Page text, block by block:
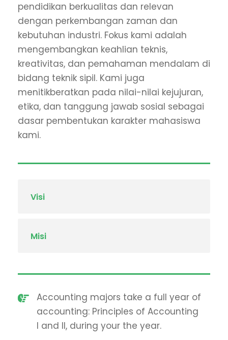
pendidikan berkualitas dan relevan
dengan perkembangan zaman dan
kebutuhan industri. Fokus kami adalah
mengembangkan keahlian teknis,
kreativitas, dan pemahaman mendalam di
bidang teknik sipil. Kami juga
menitikberatkan pada nilai-nilai kejujuran,
etika, dan tanggung jawab sosial sebagai
dasar pembentukan karakter mahasiswa
kami.
Visi
Misi
Accounting majors take a full year of
accounting: Principles of Accounting
I and II, during your the year.